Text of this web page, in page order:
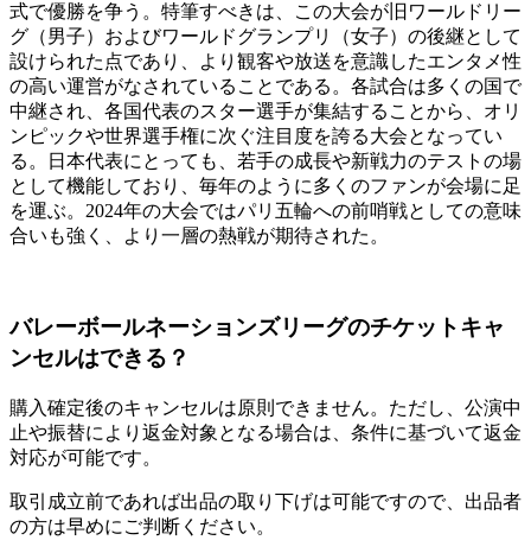
式で優勝を争う。特筆すべきは、この大会が旧ワールドリー
グ（男子）およびワールドグランプリ（女子）の後継として
設けられた点であり、より観客や放送を意識したエンタメ性
の高い運営がなされていることである。各試合は多くの国で
中継され、各国代表のスター選手が集結することから、オリ
ンピックや世界選手権に次ぐ注目度を誇る大会となってい
る。日本代表にとっても、若手の成長や新戦力のテストの場
として機能しており、毎年のように多くのファンが会場に足
を運ぶ。2024年の大会ではパリ五輪への前哨戦としての意味
合いも強く、より一層の熱戦が期待された。
バレーボールネーションズリーグのチケットキャ
ンセルはできる？
購入確定後のキャンセルは原則できません。ただし、公演中
止や振替により返金対象となる場合は、条件に基づいて返金
対応が可能です。
取引成立前であれば出品の取り下げは可能ですので、出品者
の方は早めにご判断ください。